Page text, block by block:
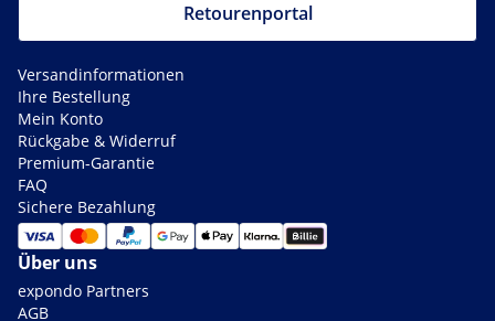
Retourenportal
Versandinformationen
Ihre Bestellung
Mein Konto
Rückgabe & Widerruf
Premium-Garantie
FAQ
Sichere Bezahlung
Über uns
expondo Partners
AGB